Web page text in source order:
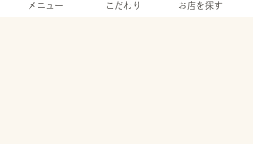
メニュー こだわり お店を探す